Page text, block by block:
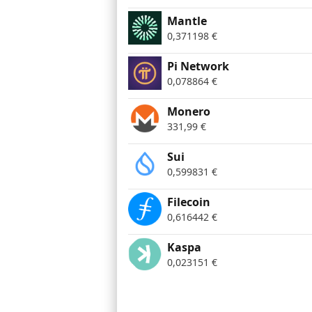
Mantle
0,371198 €
Pi Network
0,078864 €
Monero
331,99 €
Sui
0,599831 €
Filecoin
0,616442 €
Kaspa
0,023151 €